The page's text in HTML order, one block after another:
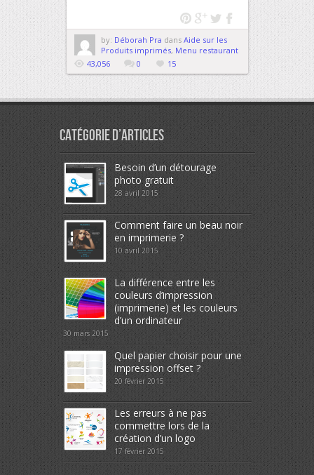
by: Déborah Pra dans Aide sur les
Produits imprimés, Menu restaurant
43,056
0 15
Catégorie d’articles
Besoin d’un détourage
photo gratuit
28 avril 2015
Comment faire un beau noir
en imprimerie ?
10 avril 2015
La différence entre les
couleurs d’impression
(imprimerie) et les couleurs
d’un ordinateur
30 mars 2015
Quel papier choisir pour une
impression offset ?
20 février 2015
Les erreurs à ne pas
commettre lors de la
création d’un logo
17 février 2015